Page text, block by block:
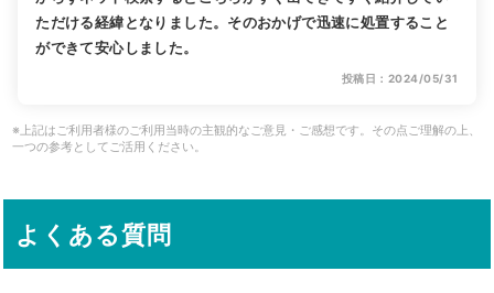
ただける経緯となりました。そのおかげで迅速に処置すること
ができて安心しました。
投稿日：2024/05/31
※上記はご利用者様のご利用当時の主観的なご意見・ご感想です。その点ご理解の上、
一つの参考としてご活用ください。
よくある質問